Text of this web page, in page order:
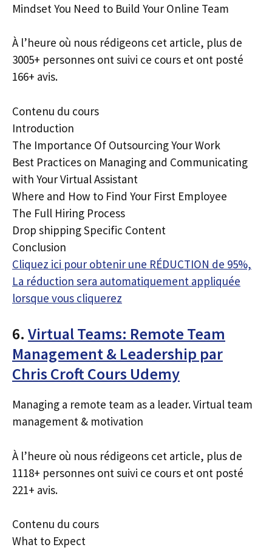
Mindset You Need to Build Your Online Team
À l’heure où nous rédigeons cet article, plus de
3005+ personnes ont suivi ce cours et ont posté
166+ avis.
Contenu du cours
Introduction
The Importance Of Outsourcing Your Work
Best Practices on Managing and Communicating
with Your Virtual Assistant
Where and How to Find Your First Employee
The Full Hiring Process
Drop shipping Specific Content
Conclusion
Cliquez ici pour obtenir une RÉDUCTION de 95%,
La réduction sera automatiquement appliquée
lorsque vous cliquerez
6. Virtual Teams: Remote Team
Management & Leadership par
Chris Croft Cours Udemy
Managing a remote team as a leader. Virtual team
management & motivation
À l’heure où nous rédigeons cet article, plus de
1118+ personnes ont suivi ce cours et ont posté
221+ avis.
Contenu du cours
What to Expect